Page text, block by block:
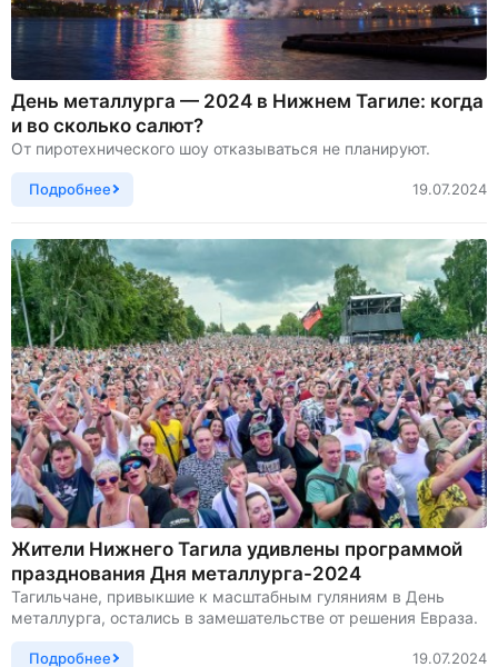
День металлурга — 2024 в Нижнем Тагиле: когда
и во сколько салют?
От пиротехнического шоу отказываться не планируют.
Подробнее 19.07.2024
Жители Нижнего Тагила удивлены программой
празднования Дня металлурга-2024
Тагильчане, привыкшие к масштабным гуляниям в День
металлурга, остались в замешательстве от решения Евраза.
Подробнее 19.07.2024